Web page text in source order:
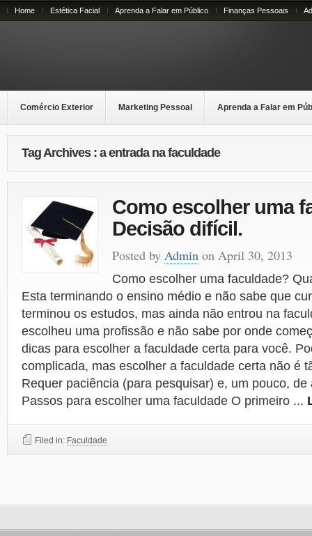
Home Estética Facial Aprenda a Falar em Público Finanças Pessoais
Comércio Exterior Marketing Pessoal Aprenda a Falar em
Tag Archives : a entrada na faculdade
Como escolher uma
Decisão difícil.
Posted by Admin on April 30, 2013
Como escolher uma faculdade?
Esta terminando o ensino médio e não sabe que
terminou os estudos, mas ainda não entrou na
escolheu uma profissão e não sabe por onde
dicas para escolher a faculdade certa para você.
complicada, mas escolher a faculdade certa não é
Requer paciência (para pesquisar) e, um pouco,
Passos para escolher uma faculdade O primeiro ...
Filed in: Faculdade